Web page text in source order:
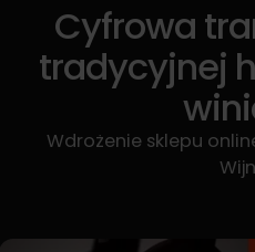
Cyfrowa
tradycyjnej
Wdrożenie sklepu